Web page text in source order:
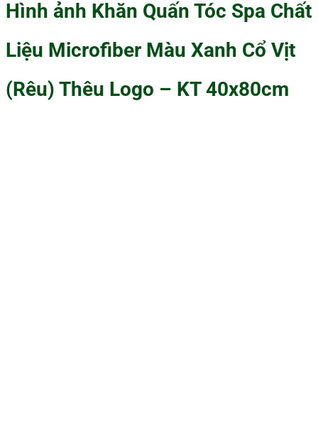
Hình ảnh Khăn Quấn Tóc Spa Chất
Liệu Microfiber Màu Xanh Cổ Vịt
(Rêu) Thêu Logo – KT 40x80cm